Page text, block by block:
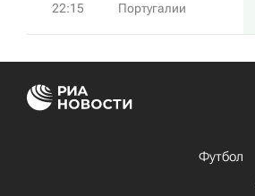
22:15
Португалии
Футбол